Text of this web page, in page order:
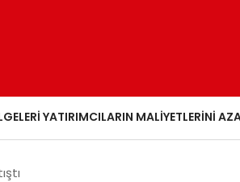
YATIRIMCILARIN MALIYETLERINI